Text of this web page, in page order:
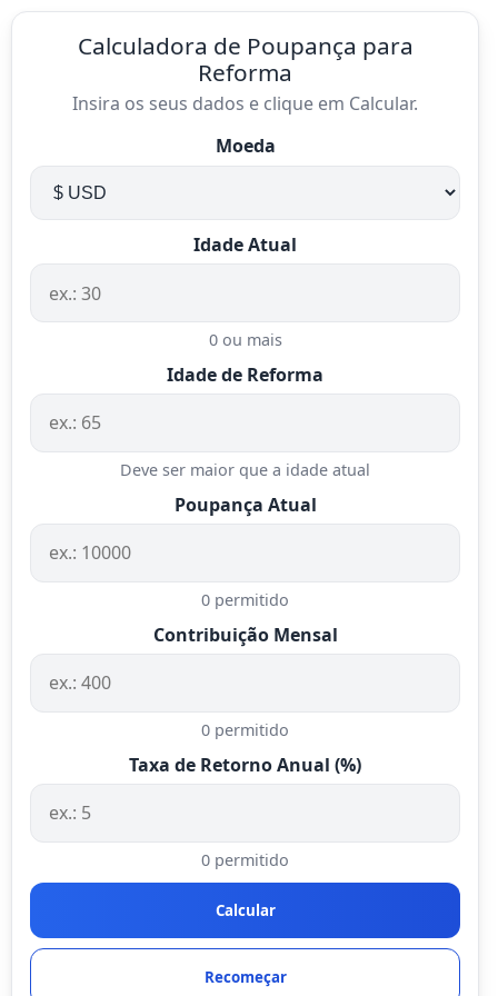
Calculadora de Poupança para
Reforma
Insira os seus dados e clique em Calcular.
Moeda
Idade Atual
0 ou mais
Idade de Reforma
Deve ser maior que a idade atual
Poupança Atual
0 permitido
Contribuição Mensal
0 permitido
Taxa de Retorno Anual (%)
0 permitido
Calcular
Recomeçar